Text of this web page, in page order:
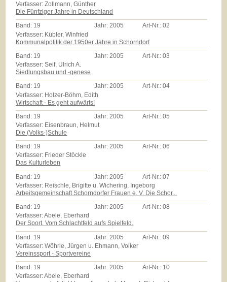
Verfasser: Zollmann, Günther
Die Fünfziger Jahre in Deutschland
Band: 19 Jahr:2005 Art-Nr.:02
Verfasser: Kübler, Winfried
Kommunalpolitik der 1950er Jahre in Schorndorf
Band: 19 Jahr:2005 Art-Nr.:03
Verfasser: Seif, Ulrich A.
Siedlungsbau und -genese
Band: 19 Jahr:2005 Art-Nr.:04
Verfasser: Holzer-Böhm, Edith
Wirtschaft - Es geht aufwärts!
Band: 19 Jahr: 2005 Art-Nr.:05
Verfasser: Eisenbraun, Helmut
Die (Volks-)Schule
Band: 19 Jahr:2005 Art-Nr.:06
Verfasser: Frieder Stöckle
Das Kulturleben
Band: 19 Jahr: 2005 Art-Nr.:07
Verfasser: Reischle, Brigitte u. Wichering, Ingeborg
Arbeitsgemeinschaft Schorndorfer Frauen e. V. Die Schor...
Band: 19 Jahr:2005 Art-Nr.:08
Verfasser: Abele, Eberhard
Der Sport. Vom Schlachtfeld aufs Spielfeld.
Band: 19 Jahr: 2005 Art-Nr.:09
Verfasser: Wöhrle, Jürgen u. Ehmann, Volker
Vereinssport - Sportvereine
Band: 19 Jahr:2005 Art-Nr.: 10
Verfasser: Abele, Eberhard